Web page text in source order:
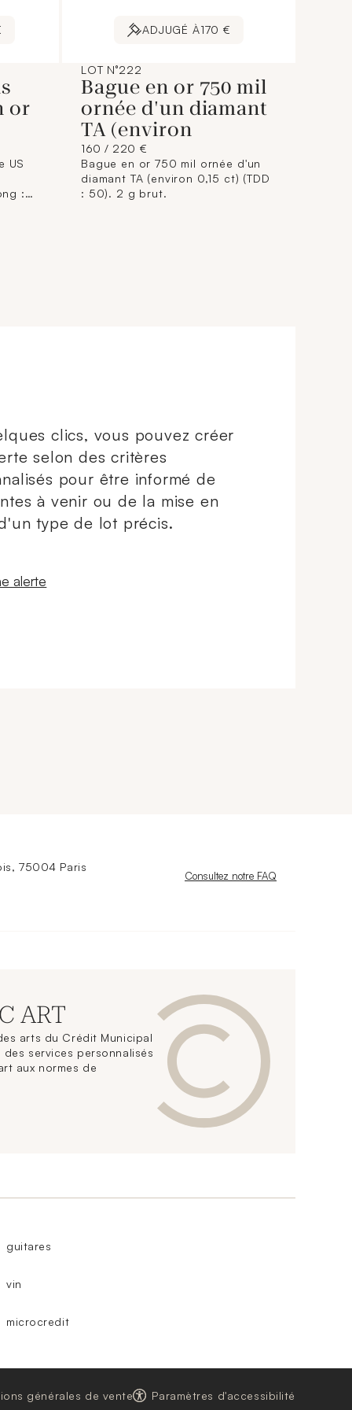
or
US
:
ADJUGÉ À170 €
LOT N°222
Bague en or 750 mil
ornée d'un diamant
TA (environ
160 / 220 €
Bague en or 750 mil ornée d'un
diamant TA (environ 0,15 ct) (TDD
: 50). 2 g brut.
clics, vous pouvez créer
selon des critères
pour être informé de
à venir ou de la mise en
type de lot précis.
fenêtre
alerte
75004 Paris
Nouvelle fenêtre
Consultez notre FAQ
ART
arts du Crédit Municipal
services personnalisés
aux normes de
guitares
vin
microcredit
générales de vente Paramètres d'accessibilité